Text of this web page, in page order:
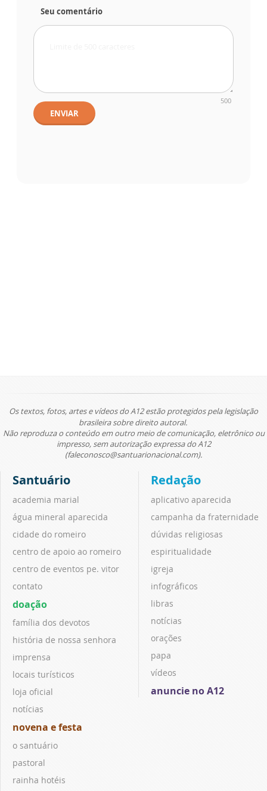
Seu comentário
500
ENVIAR
Os textos, fotos, artes e vídeos do A12 estão protegidos pela legislação
brasileira sobre direito autoral.
Não reproduza o conteúdo em outro meio de comunicação, eletrônico ou
impresso, sem autorização expressa do A12
(faleconosco@santuarionacional.com).
Santuário
academia marial
água mineral aparecida
cidade do romeiro
centro de apoio ao romeiro
centro de eventos pe. vitor
contato
doação
família dos devotos
história de nossa senhora
imprensa
locais turísticos
loja oficial
notícias
novena e festa
o santuário
pastoral
rainha hotéis
Redação
aplicativo aparecida
campanha da fraternidade
dúvidas religiosas
espiritualidade
igreja
infográficos
libras
notícias
orações
papa
vídeos
anuncie no A12